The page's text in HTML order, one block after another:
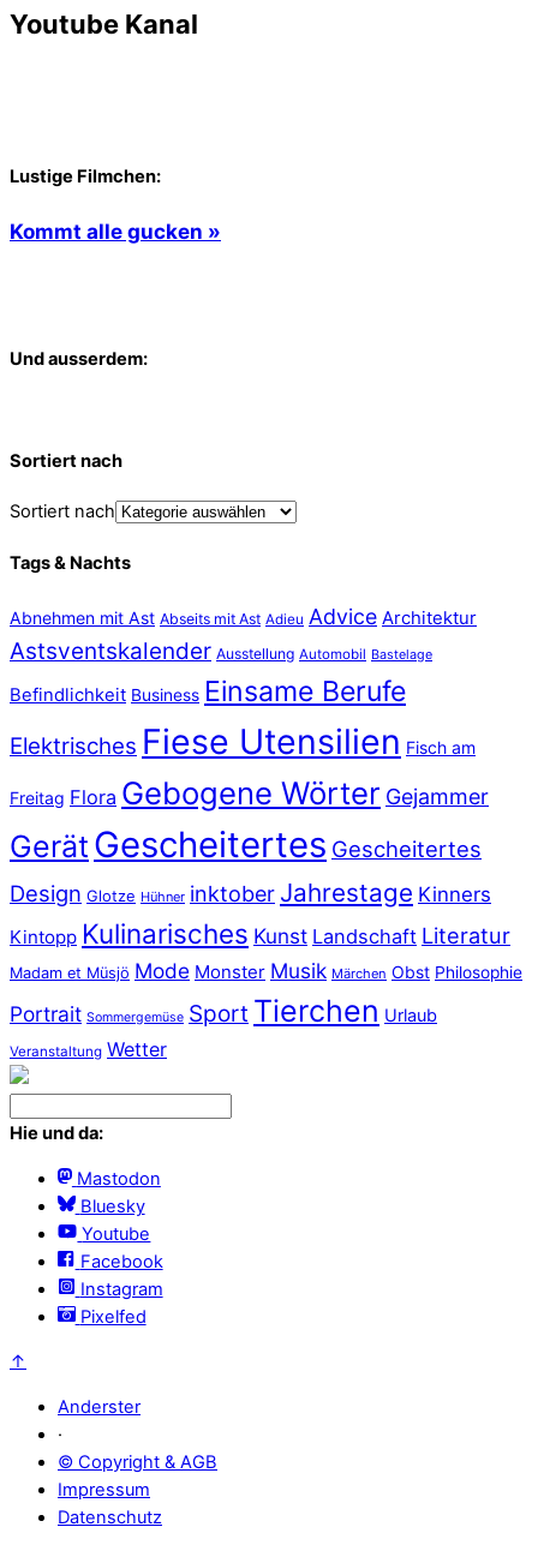
Youtube Kanal
Lustige Filmchen:
Kommt alle gucken »
Und ausserdem:
Sortiert nach
Sortiert nach
Tags & Nachts
Abnehmen mit Ast Abseits mit Ast Adieu Advice Architektur
Astsventskalender Ausstellung Automobil Bastelage
Befindlichkeit Business Einsame Berufe
Elektrisches Fiese Utensilien Fisch am
Freitag Flora Gebogene Wörter Gejammer
Gerät Gescheitertes Gescheitertes
Design Glotze Hühner inktober Jahrestage Kinners
Kintopp Kulinarisches Kunst Landschaft Literatur
Madam et Müsjö Mode Monster Musik Märchen Obst Philosophie
Portrait Sommergemüse Sport Tierchen Urlaub
Veranstaltung Wetter
Hie und da:
Mastodon
Bluesky
Youtube
Facebook
Instagram
Pixelfed
↑
Anderster
·
© Copyright & AGB
Impressum
Datenschutz